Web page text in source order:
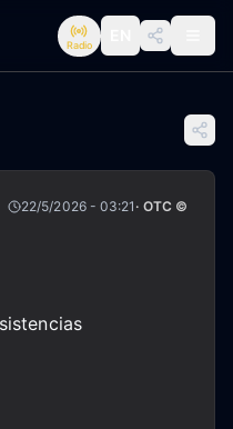
Radio
22/5/2026 - 03:21 · OTC ©